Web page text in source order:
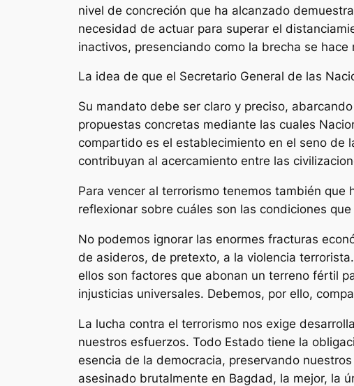
nivel de concreción que ha alcanzado
necesidad de actuar para superar el
inactivos, presenciando como la brecha se hace
La idea de que el Secretario General de las
Su mandato debe ser claro y preciso,
propuestas concretas mediante las cuales
compartido es el establecimiento en el seno de
contribuyan al acercamiento entre las
Para vencer al terrorismo tenemos también
reflexionar sobre cuáles son las condiciones
No podemos ignorar las enormes fracturas
de asideros, de pretexto, a la violencia
ellos son factores que abonan un terreno fértil
injusticias universales. Debemos, por ello,
La lucha contra el terrorismo nos exige
nuestros esfuerzos. Todo Estado tiene la
esencia de la democracia, preservando
asesinado brutalmente en Bagdad, la mejor, la